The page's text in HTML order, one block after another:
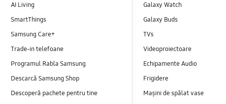
AI Living
SmartThings
Samsung Care+
Trade-in telefoane
Programul Rabla Samsung
Descarcă Samsung Shop
Descoperă pachete pentru tine
Galaxy Watch
Galaxy Buds
TVs
Videoproiectoare
Echipamente Audio
Frigidere
Mașini de spălat vase